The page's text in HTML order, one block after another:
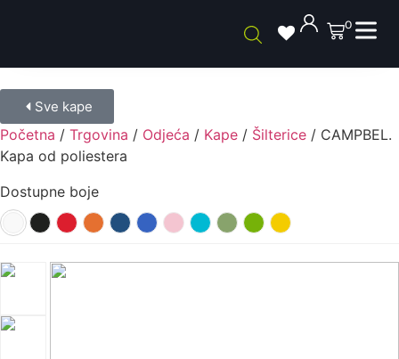
0
Sve kape
Početna / Trgovina / Odjeća / Kape / Šilterice / CAMPBEL.
Kapa od poliestera
Dostupne boje